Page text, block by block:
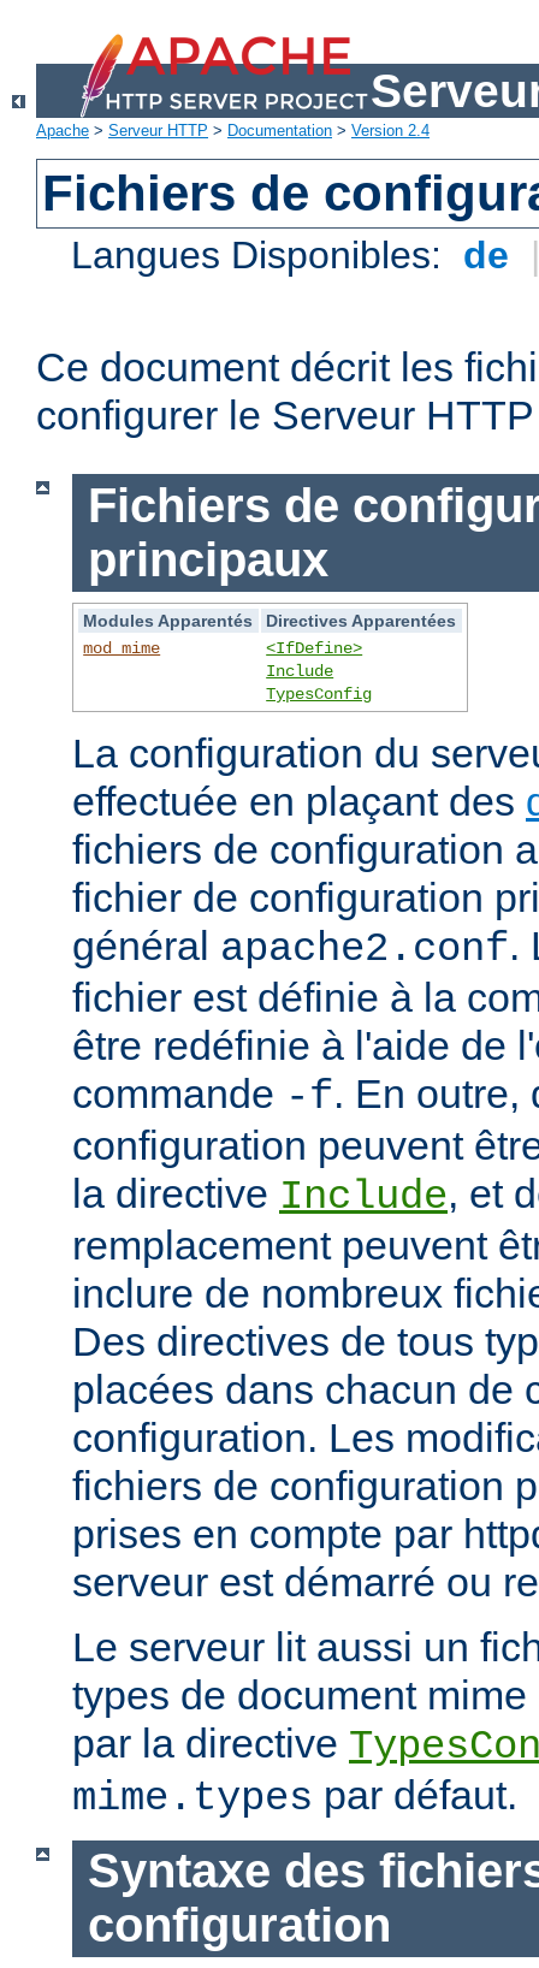
Apache > Serveur HTTP > Documentation > Version 2.4
Fichiers de
Langues Disponibles: de
Ce document décrit les
configurer le Serveur
Fichiers de
principaux
Modules Apparentés
Directives Apparentées
mod_mime
<IfDefine>
Include
TypesConfig
La configuration du
effectuée en plaçant des
fichiers de configuration
fichier de configuration
général apache2.conf.
fichier est définie à la
être redéfinie à l'aide de
commande -f. En outre,
configuration peuvent
la directive Include, et
remplacement peuvent
inclure de nombreux
Des directives de tous
placées dans chacun de
configuration. Les
fichiers de configuration
prises en compte par
serveur est démarré ou
Le serveur lit aussi un
types de document
par la directive
mime.types par défaut.
Syntaxe des
configuration